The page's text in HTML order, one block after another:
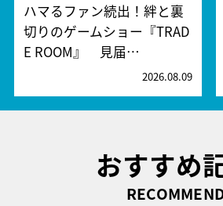
ハマるファン続出！絆と裏
切りのゲームショー『TRAD
E ROOM』 見届…
2026.08.09
おすすめ